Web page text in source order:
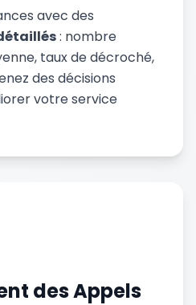
avec des
: nombre
taux de décroché,
des décisions
votre service
des Appels